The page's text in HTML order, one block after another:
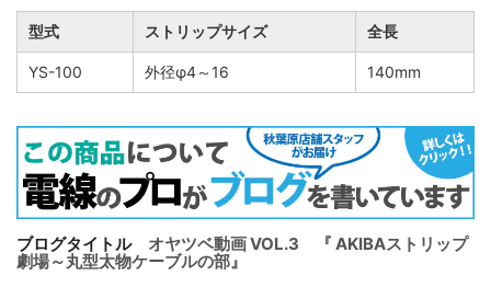
型式 ストリップサイズ 全長
YS-100 外径φ4～16 140mm
ブログタイトル オヤツベ動画 VOL.3 『 AKIBAストリップ
劇場～丸型太物ケーブルの部』